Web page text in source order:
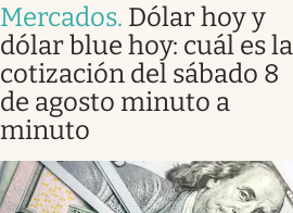
Mercados. Dólar hoy y
dólar blue hoy: cuál es la
cotización del sábado 8
de agosto minuto a
minuto